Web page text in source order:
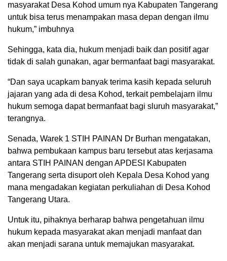
masyarakat Desa Kohod umum nya Kabupaten Tangerang
untuk bisa terus menampakan masa depan dengan ilmu
hukum,” imbuhnya
Sehingga, kata dia, hukum menjadi baik dan positif agar
tidak di salah gunakan, agar bermanfaat bagi masyarakat.
“Dan saya ucapkam banyak terima kasih kepada seluruh
jajaran yang ada di desa Kohod, terkait pembelajarn ilmu
hukum semoga dapat bermanfaat bagi sluruh masyarakat,”
terangnya.
Senada, Warek 1 STIH PAINAN Dr Burhan mengatakan,
bahwa pembukaan kampus baru tersebut atas kerjasama
antara STIH PAINAN dengan APDESI Kabupaten
Tangerang serta disuport oleh Kepala Desa Kohod yang
mana mengadakan kegiatan perkuliahan di Desa Kohod
Tangerang Utara.
Untuk itu, pihaknya berharap bahwa pengetahuan ilmu
hukum kepada masyarakat akan menjadi manfaat dan
akan menjadi sarana untuk memajukan masyarakat.